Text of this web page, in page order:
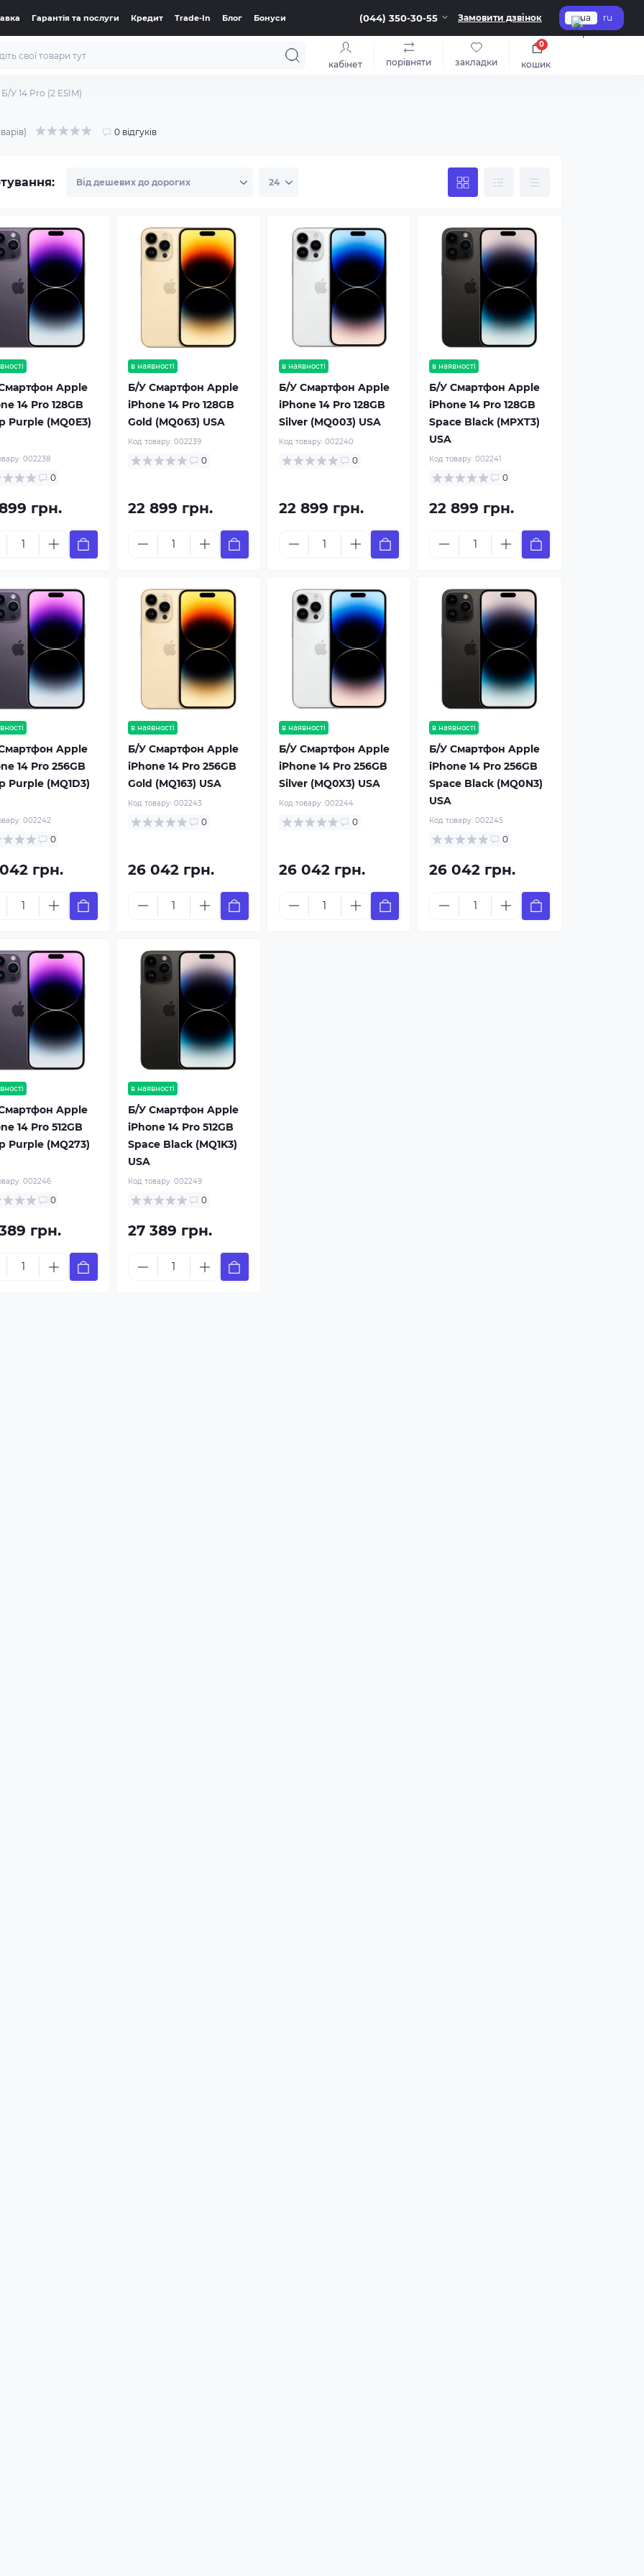
Гарантія та послуги Кредит Trade-In Блог Бонуси (044) 350-30-55 Замовити дзвінок ua ru
кабінет порівняти закладки кошик
0
Б/У 14 Pro (2 ESIM)
0 відгуків
Apple
14 Pro 128GB
Purple (MQ0E3)
002238
0
грн.
в наявності
Б/У Смартфон Apple
iPhone 14 Pro 128GB
Gold (MQ063) USA
Код товару: 002239
0
22 899 грн.
в наявності
Б/У Смартфон Apple
iPhone 14 Pro 128GB
Silver (MQ003) USA
Код товару: 002240
0
22 899 грн.
в наявності
Б/У Смартфон Apple
iPhone 14 Pro 128GB
Space Black (MPXT3)
USA
Код товару:002241
0
22 899 грн.
Apple
14 Pro 256GB
Purple (MQ1D3)
002242
0
грн.
в наявності
Б/У Смартфон Apple
iPhone 14 Pro 256GB
Gold (MQ163) USA
Код товару: 002243
0
26 042 грн.
в наявності
Б/У Смартфон Apple
iPhone 14 Pro 256GB
Silver (MQ0X3) USA
Код товару: 002244
0
26 042 грн.
в наявності
Б/У Смартфон Apple
iPhone 14 Pro 256GB
Space Black (MQ0N3)
USA
Код товару:002245
0
26 042 грн.
Apple
14 Pro 512GB
Purple (MQ273)
002246
0
грн.
в наявності
Б/У Смартфон Apple
iPhone 14 Pro 512GB
Space Black (MQ1K3)
USA
Код товару: 002249
0
27 389 грн.